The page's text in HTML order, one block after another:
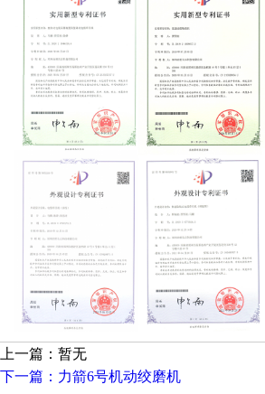
上一篇：暂无
下一篇：力箭6号机动绞磨机